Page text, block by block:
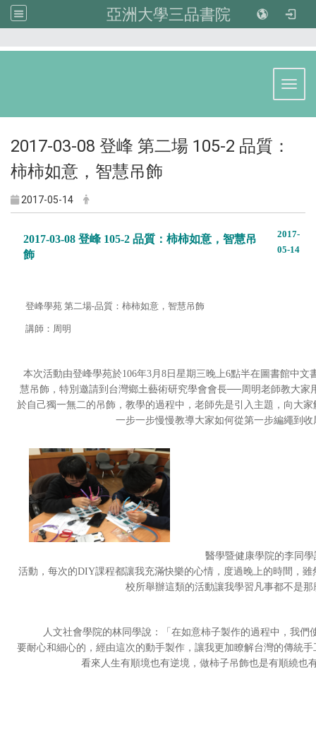
亞洲大學三品書院
2017-03-08 登峰 第二場 105-2 品質：
柿柿如意，智慧吊飾
2017-05-14
2017-03-08 登峰 105-2 品質：柿柿如意，智慧吊
飾
2017-
05-14
登峰學苑 第二場-品質：柿柿如意，智慧吊飾
講師 ：周明
本次活動由登峰學苑於106年3月8日星期三晚上6點半在圖書館中
慧吊飾，特別邀請到台灣鄉土藝術研究學會會長──周明老師教大家
於自己獨一無二的吊飾，教學的過程中，老師先是引入主題，向大
一步一步慢慢教導大家如何從第一步編繩到
醫學暨健康學院的李同
活動，每次的DIY課程都讓我充滿快樂的心情，度過晚上的時間，
校所舉辦這類的活動讓我學習凡事都不是
人文社會學院的林同學說：「在如意柿子製作的過程中，我
要耐心和細心的，經由這次的動手製作，讓我更加瞭解台灣的傳統
看來人生有順境也有逆境，做柿子吊飾也是有順繞也